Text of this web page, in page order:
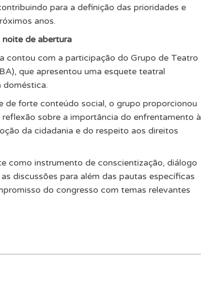
para a definição das prioridades e
anos.
de abertura
contou com a participação do Grupo de Teatro
que apresentou uma esquete teatral
doméstica.
de forte conteúdo social, o grupo proporcionou
sobre a importância do enfrentamento à
da cidadania e do respeito aos direitos
como instrumento de conscientização, diálogo
discussões para além das pautas específicas
do congresso com temas relevantes